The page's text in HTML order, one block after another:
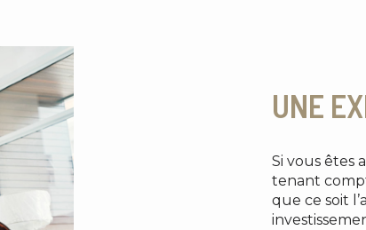
UNE
Si vous êtes
tenant
que ce soit